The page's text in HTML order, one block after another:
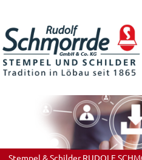
Stempel & Schilder RUDOLF